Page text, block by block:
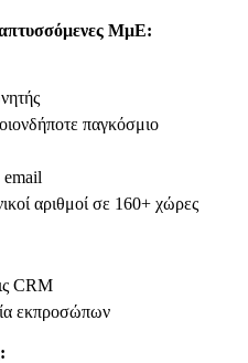
ΜμΕ:
παγκόσμιο
αριθμοί σε 160+ χώρες
CRM
εκπροσώπων